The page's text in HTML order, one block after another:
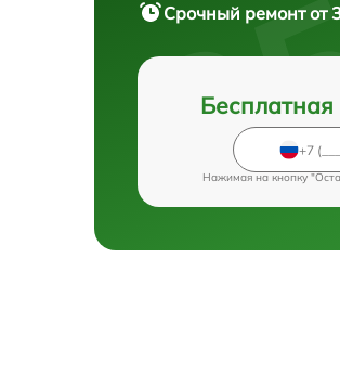
Срочный ремонтот
Бесплатная
Нажимая на кнопку